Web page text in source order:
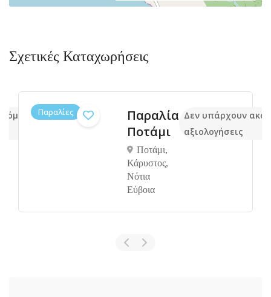
Σχετικές Καταχωρήσεις
Παραλίες
Παραλία
Ποτάμι
Ποτάμι,
Κάρυστος,
Νότια
Εύβοια
Δεν υπάρχουν
αξιολογήσεις